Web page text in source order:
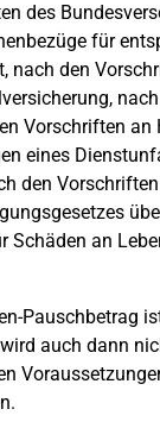
des
für
nach den
Vorschriften an
eines
den
Schäden an
Pauschbetrag
wird auch dann